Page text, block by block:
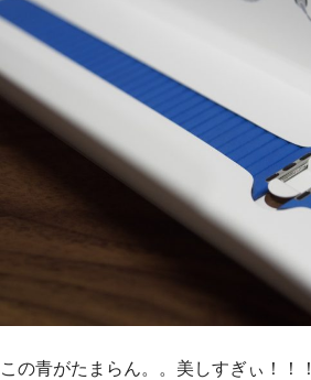
この青がたまらん。。美しすぎぃ！！！